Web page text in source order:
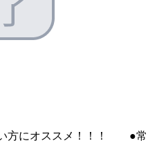
方にオススメ！！！ ●常